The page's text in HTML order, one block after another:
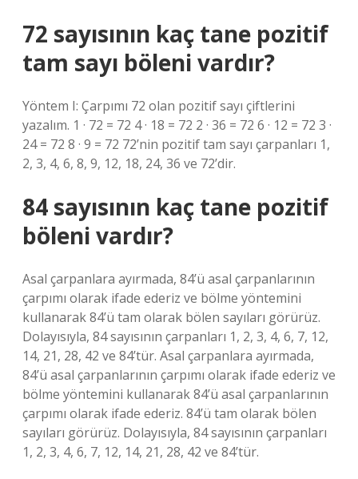
72 sayısının kaç tane pozitif
tam sayı böleni vardır?
Yöntem I: Çarpımı 72 olan pozitif sayı çiftlerini
yazalım. 1 · 72 = 72 4 · 18 = 72 2 · 36 = 72 6 · 12 = 72 3 ·
24 = 72 8 · 9 = 72 72’nin pozitif tam sayı çarpanları 1,
2, 3, 4, 6, 8, 9, 12, 18, 24, 36 ve 72’dir.
84 sayısının kaç tane pozitif
böleni vardır?
Asal çarpanlara ayırmada, 84’ü asal çarpanlarının
çarpımı olarak ifade ederiz ve bölme yöntemini
kullanarak 84’ü tam olarak bölen sayıları görürüz.
Dolayısıyla, 84 sayısının çarpanları 1, 2, 3, 4, 6, 7, 12,
14, 21, 28, 42 ve 84’tür. Asal çarpanlara ayırmada,
84’ü asal çarpanlarının çarpımı olarak ifade ederiz ve
bölme yöntemini kullanarak 84’ü asal çarpanlarının
çarpımı olarak ifade ederiz. 84’ü tam olarak bölen
sayıları görürüz. Dolayısıyla, 84 sayısının çarpanları
1, 2, 3, 4, 6, 7, 12, 14, 21, 28, 42 ve 84’tür.